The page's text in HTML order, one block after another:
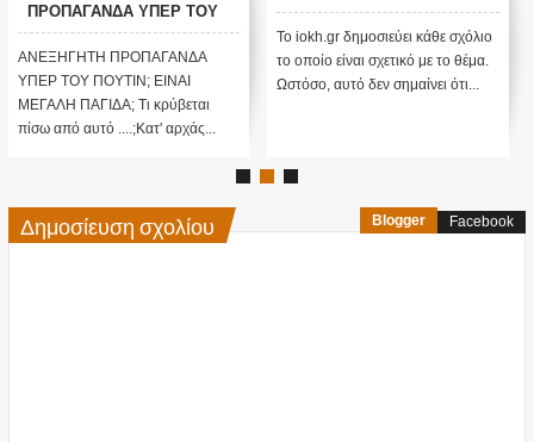
ΠΡΟΠΑΓΑΝΔΑ ΥΠΕΡ ΤΟΥ
ΠΟΥΤΙΝ;
ΑΝΕΞΗΓΗΤΗ ΠΡΟΠΑΓΑΝΔΑ
ΥΠΕΡ ΤΟΥ ΠΟΥΤΙΝ; ΕΙΝΑΙ
ΜΕΓΑΛΗ ΠΑΓΙΔΑ; Τι κρύβεται
πίσω από αυτό ....;Κατ' αρχάς...
Το iokh.gr δημοσιεύει κάθε σχόλιο
το οποίο είναι σχετικό με το θέμα.
Ωστόσο, αυτό δεν σημαίνει ότι...
Δημοσίευση σχολίου Blogger Facebook